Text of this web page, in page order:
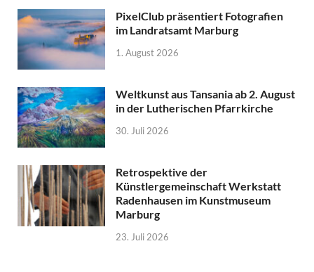
PixelClub präsentiert Fotografien
im Landratsamt Marburg
1. August 2026
Weltkunst aus Tansania ab 2. August
in der Lutherischen Pfarrkirche
30. Juli 2026
Retrospektive der
Künstlergemeinschaft Werkstatt
Radenhausen im Kunstmuseum
Marburg
23. Juli 2026